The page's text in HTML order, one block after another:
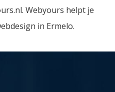
. Webyours helpt je
in Ermelo.